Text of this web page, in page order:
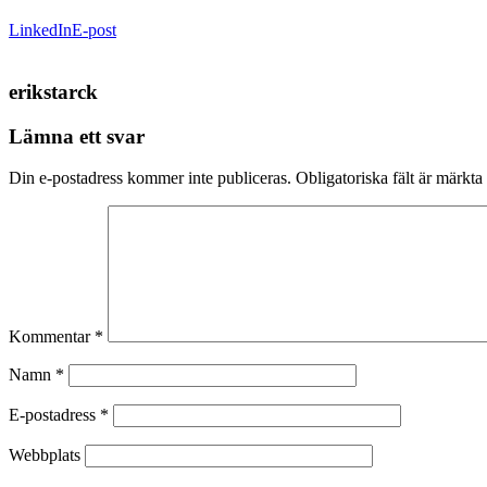
LinkedInE-post
erikstarck
Lämna ett svar
Din e-postadress kommer inte publiceras. Obligatoriska fält är märkta
Kommentar *
Namn *
E-postadress *
Webbplats